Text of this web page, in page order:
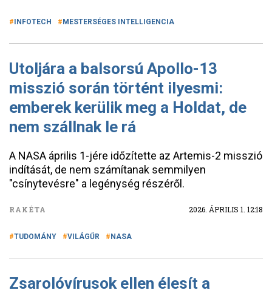
INFOTECH MESTERSÉGES INTELLIGENCIA
Utoljára a balsorsú Apollo-13
misszió során történt ilyesmi:
emberek kerülik meg a Holdat, de
nem szállnak le rá
A NASA április 1-jére időzítette az Artemis-2 misszió
indítását, de nem számítanak semmilyen
"csínytevésre" a legénység részéről.
RAKÉTA 2026. ÁPRILIS 1. 12:18
TUDOMÁNY VILÁGŰR NASA
Zsarolóvírusok ellen élesít a